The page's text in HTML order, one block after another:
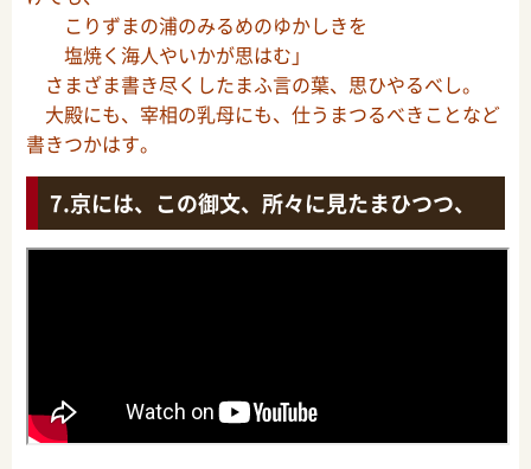
こりずまの浦のみるめのゆかしきを
塩焼く海人やいかが思はむ」
さまざま書き尽くしたまふ言の葉、思ひやるべし。
大殿にも、宰相の乳母にも、仕うまつるべきことなど
書きつかはす。
京には、この御文、所々に見たまひつつ、